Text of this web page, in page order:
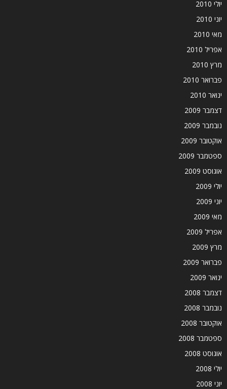
יולי 2010
יוני 2010
מאי 2010
אפריל 2010
מרץ 2010
פברואר 2010
ינואר 2010
דצמבר 2009
נובמבר 2009
אוקטובר 2009
ספטמבר 2009
אוגוסט 2009
יולי 2009
יוני 2009
מאי 2009
אפריל 2009
מרץ 2009
פברואר 2009
ינואר 2009
דצמבר 2008
נובמבר 2008
אוקטובר 2008
ספטמבר 2008
אוגוסט 2008
יולי 2008
יוני 2008